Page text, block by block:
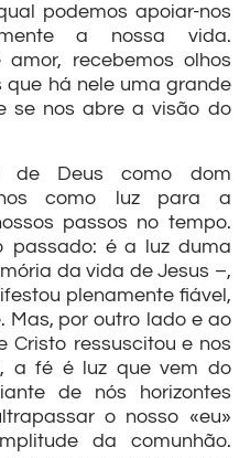
podemos apoiar-nos
a nossa vida.
recebemos olhos
que há nele uma grande
se nos abre a visão do
de Deus como dom
nos como luz para a
passos no tempo.
passado: é a luz duma
da vida de Jesus –,
plenamente fiável,
Mas, por outro lado e ao
Cristo ressuscitou e nos
a fé é luz que vem do
de nós horizontes
o nosso «eu»
da comunhão.